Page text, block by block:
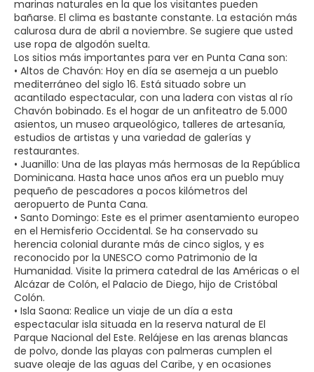
marinas naturales en la que los visitantes pueden
bañarse. El clima es bastante constante. La estación más
calurosa dura de abril a noviembre. Se sugiere que usted
use ropa de algodón suelta.
Los sitios más importantes para ver en Punta Cana son:
• Altos de Chavón: Hoy en día se asemeja a un pueblo
mediterráneo del siglo 16. Está situado sobre un
acantilado espectacular, con una ladera con vistas al río
Chavón bobinado. Es el hogar de un anfiteatro de 5.000
asientos, un museo arqueológico, talleres de artesanía,
estudios de artistas y una variedad de galerías y
restaurantes.
• Juanillo: Una de las playas más hermosas de la República
Dominicana. Hasta hace unos años era un pueblo muy
pequeño de pescadores a pocos kilómetros del
aeropuerto de Punta Cana.
• Santo Domingo: Este es el primer asentamiento europeo
en el Hemisferio Occidental. Se ha conservado su
herencia colonial durante más de cinco siglos, y es
reconocido por la UNESCO como Patrimonio de la
Humanidad. Visite la primera catedral de las Américas o el
Alcázar de Colón, el Palacio de Diego, hijo de Cristóbal
Colón.
• Isla Saona: Realice un viaje de un día a esta
espectacular isla situada en la reserva natural de El
Parque Nacional del Este. Relájese en las arenas blancas
de polvo, donde las playas con palmeras cumplen el
suave oleaje de las aguas del Caribe, y en ocasiones